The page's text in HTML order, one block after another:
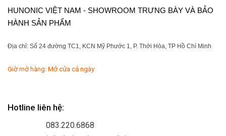
HUNONIC VIỆT NAM - SHOWROOM TRƯNG BÀY VÀ BẢO
HÀNH SẢN PHẨM
Địa chỉ: Số 24 đường TC1, KCN Mỹ Phước 1, P. Thới Hòa, TP Hồ Chí Minh
Giờ mở hàng: Mở cửa cả ngày
Hotline liên hệ:
083.220.6868